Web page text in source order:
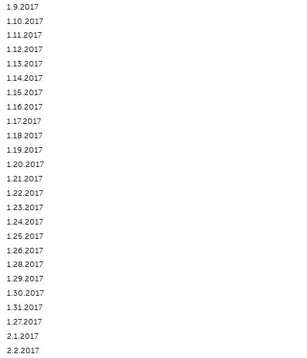
1.9.2017
1.10.2017
1.11.2017
1.12.2017
1.13.2017
1.14.2017
1.15.2017
1.16.2017
1.17.2017
1.18.2017
1.19.2017
1.20.2017
1.21.2017
1.22.2017
1.23.2017
1.24.2017
1.25.2017
1.26.2017
1.28.2017
1.29.2017
1.30.2017
1.31.2017
1.27.2017
2.1.2017
2.2.2017